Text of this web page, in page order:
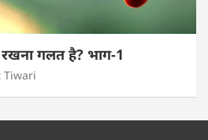
गलत है? भाग-1
Tiwari